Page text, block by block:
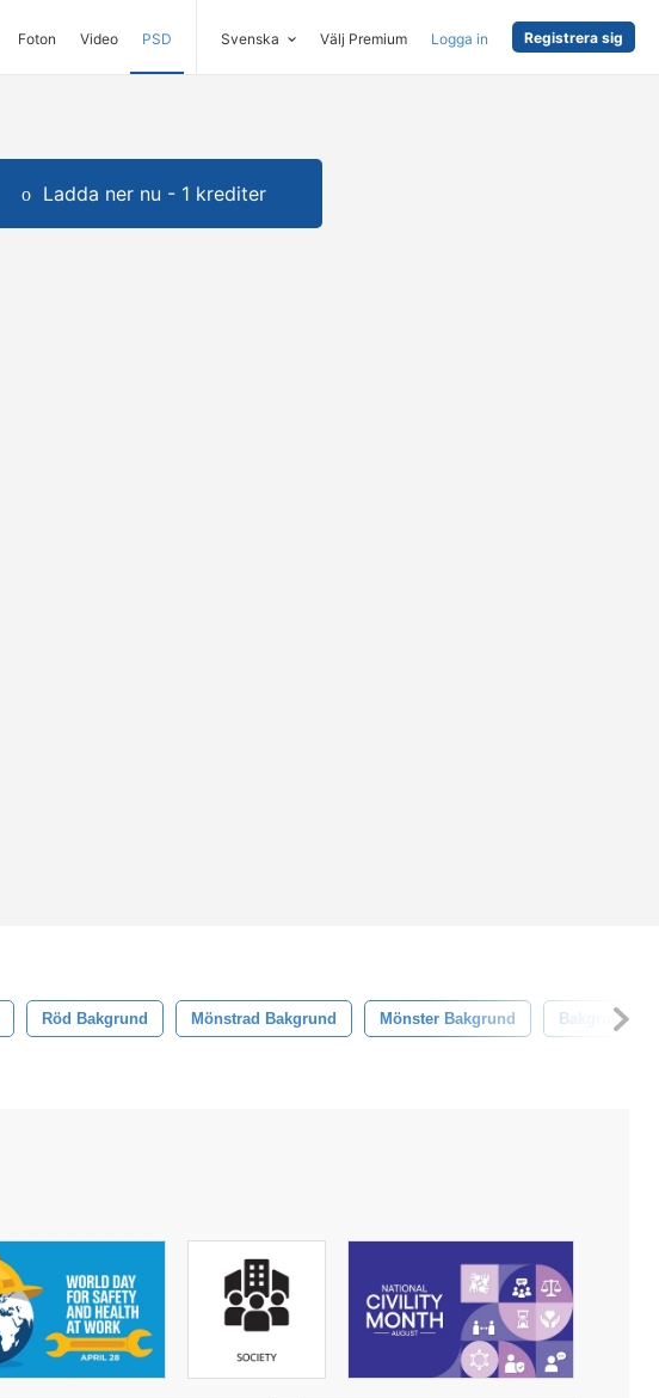
Foton Video PSD Svenska Välj Premium Logga in Registrera sig
Ladda ner nu - 1 krediter
Röd Bakgrund Mönstrad Bakgrund Mönster Bakgrund Bakgrund